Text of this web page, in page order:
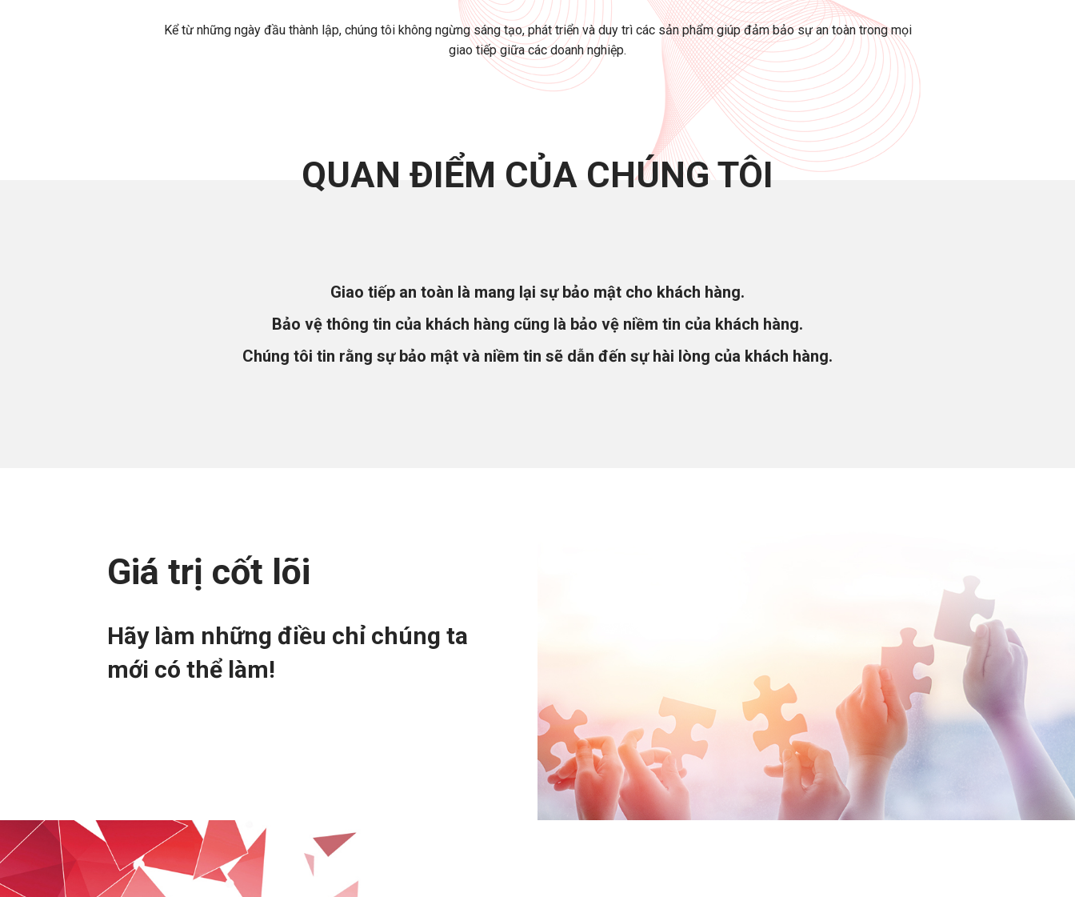
Kể từ những ngày đầu thành lập, chúng tôi không ngừng sáng tạo, phát triển và duy trì các sản phẩm giúp đảm bảo sự an toàn trong mọi
giao tiếp giữa các doanh nghiệp.
QUAN ĐIỂM CỦA CHÚNG TÔI
Giao tiếp an toàn là mang lại sự bảo mật cho khách hàng.
Bảo vệ thông tin của khách hàng cũng là bảo vệ niềm tin của khách hàng.
Chúng tôi tin rằng sự bảo mật và niềm tin sẽ dẫn đến sự hài lòng của khách hàng.
Giá trị cốt lõi
Hãy làm những điều chỉ chúng ta
mới có thể làm!